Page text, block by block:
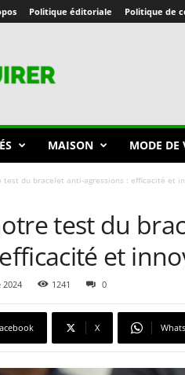
Politique éditoriale Politique de
MAISON MODE DE
test du bracelet anti-agressions : efficacité et
test du
et
1241 0
X